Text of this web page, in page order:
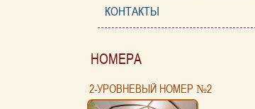
КОНТАКТЫ
НОМЕРА
2-УРОВНЕВЫЙ НОМЕР №2